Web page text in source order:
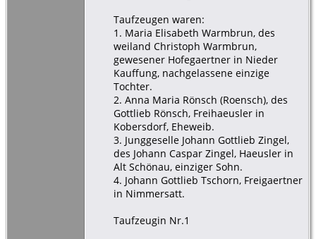
Taufzeugen waren:
1. Maria Elisabeth Warmbrun, des
weiland Christoph Warmbrun,
gewesener Hofegaertner in Nieder
Kauffung, nachgelassene einzige
Tochter.
2. Anna Maria Rönsch (Roensch), des
Gottlieb Rönsch, Freihaeusler in
Kobersdorf, Eheweib.
3. Junggeselle Johann Gottlieb Zingel,
des Johann Caspar Zingel, Haeusler in
Alt Schönau, einziger Sohn.
4. Johann Gottlieb Tschorn, Freigaertner
in Nimmersatt.
Taufzeugin Nr.1